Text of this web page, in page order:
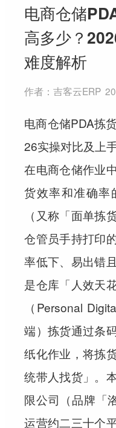
电商仓储
高多少？
难度解析
作者：吉客云ERP
电商仓储PDA拣
26实操对比及上
在电商仓储作业
货效率和准确率
（又称「面单拣
仓管员手持打印
率低下、易出错
是仓库「人效天
（Personal
端）拣货通过条
纸化作业，将拣
统带人找货」。
限公司（品牌「
运营约二三十个